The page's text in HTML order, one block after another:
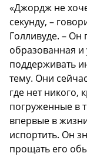
«Джордж не
секунду, –
Голливуде. – Он
образованная
поддерживать
тему. Они
где нет никого,
погруженные в
впервые в
испортить. Он
прощать его